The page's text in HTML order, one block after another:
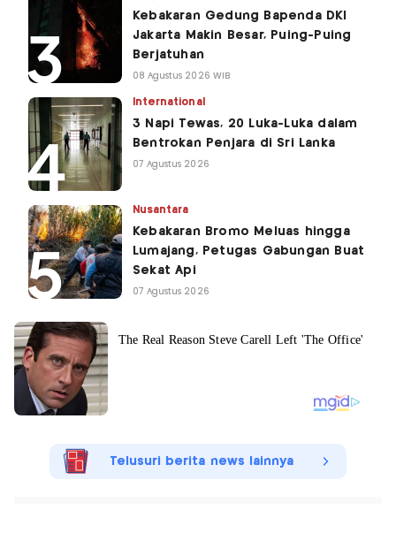
Kebakaran Gedung Bapenda DKI
Jakarta Makin Besar, Puing-Puing
Berjatuhan
08 Agustus 2026 WIB
International
3 Napi Tewas, 20 Luka-Luka dalam
Bentrokan Penjara di Sri Lanka
07 Agustus 2026
Nusantara
Kebakaran Bromo Meluas hingga
Lumajang, Petugas Gabungan Buat
Sekat Api
07 Agustus 2026
Telusuri berita news lainnya